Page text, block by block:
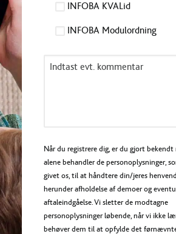
INFOBA KVALid
INFOBA Modulordning
Kommentar
Når du registrere dig, er du gjort bekendt
alene behandler de personoplysninger,
givet os, til at håndtere din/jeres
herunder afholdelse af demoer og
aftaleindgåelse. Vi sletter de modtagne
personoplysninger løbende, når vi ikke
behøver dem til at opfylde det